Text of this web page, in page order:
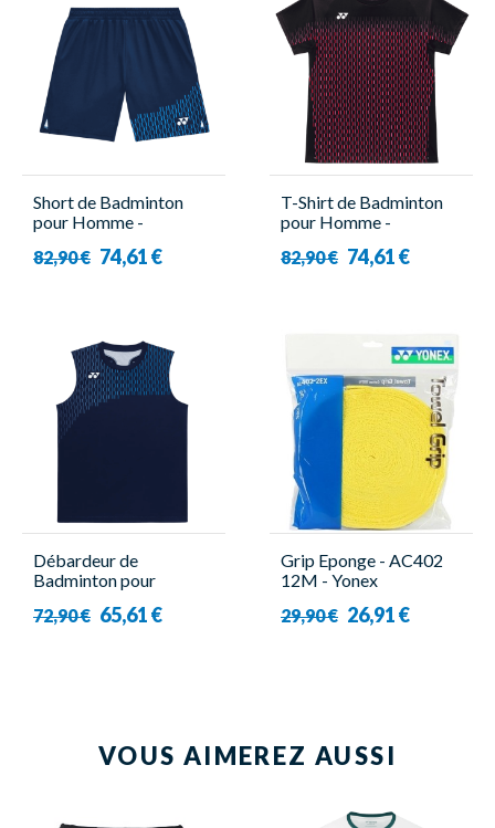
Short de Badminton
pour Homme -
82,90 € 74,61 €
T-Shirt de Badminton
pour Homme -
Yonex
82,90 € 74,61 €
Débardeur de
Badminton pour
Navy - Yonex
72,90 € 65,61 €
Grip Eponge - AC402
12M - Yonex
29,90 € 26,91 €
VOUS AIMEREZ AUSSI